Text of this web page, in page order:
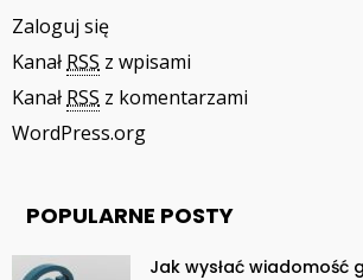
Zaloguj się
Kanał RSS z wpisami
Kanał RSS z komentarzami
WordPress.org
POPULARNE POSTY
Jak wysłać wiadomość